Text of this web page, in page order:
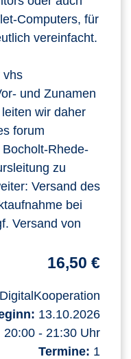
Computers, für
vereinfacht.
vhs
und Zunamen
wir daher
forum
Rhede-
zu
Versand des
bei
Versand von
16,50 €
13.10.2026
20:00 - 21:30 Uhr
Termine: 1